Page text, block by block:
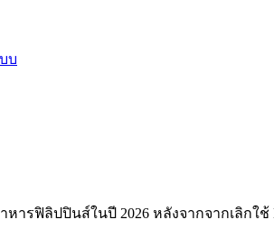
บ
ารฟิลิปปินส์ในปี 2026 หลังจากจากเลิกใช้